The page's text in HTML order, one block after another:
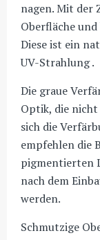
nagen. Mit der
Oberfläche
Diese ist ein
UV-Strahlung .
Die graue
Optik, die nicht
sich die
empfehlen die
pigmentierten
nach dem
werden.
Schmutzige